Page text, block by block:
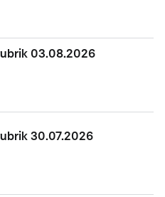
03.08.2026
30.07.2026